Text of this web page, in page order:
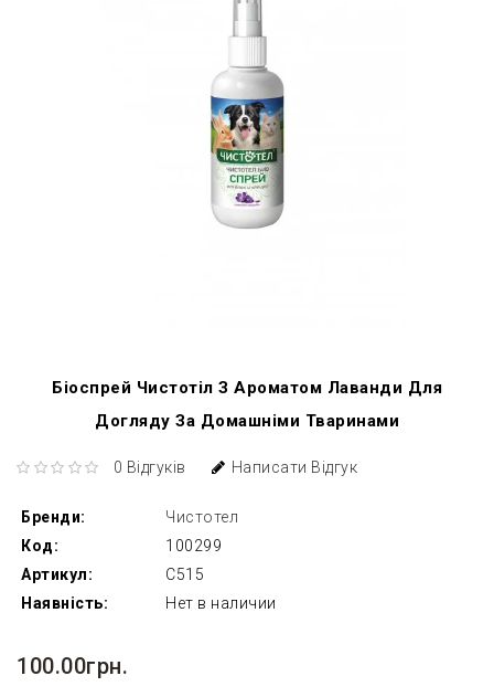
Біоспрей Чистотіл З Ароматом Лаванди Для
Догляду За Домашніми Тваринами
0 Відгуків Написати Відгук
Бренди:
Чистотел
Код:
100299
Артикул:
C515
Наявність:
Нет в наличии
100.00грн.